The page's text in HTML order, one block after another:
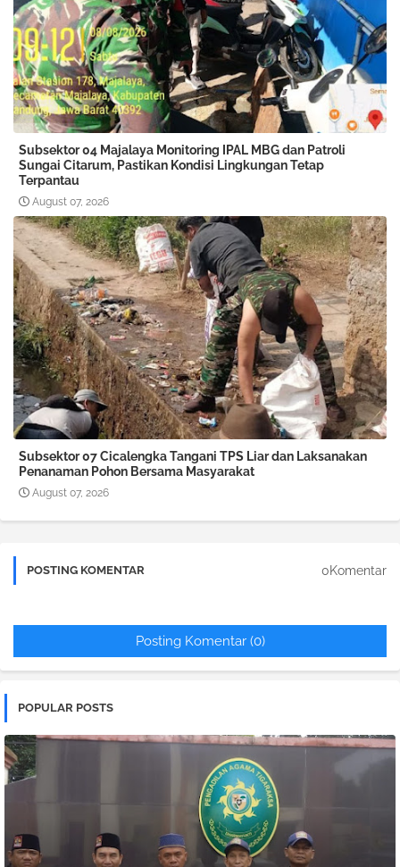
Subsektor 04 Majalaya Monitoring IPAL MBG dan Patroli
Sungai Citarum, Pastikan Kondisi Lingkungan Tetap
Terpantau
August 07, 2026
Subsektor 07 Cicalengka Tangani TPS Liar dan Laksanakan
Penanaman Pohon Bersama Masyarakat
August 07, 2026
POSTING KOMENTAR 0Komentar
Posting Komentar (0)
POPULAR POSTS